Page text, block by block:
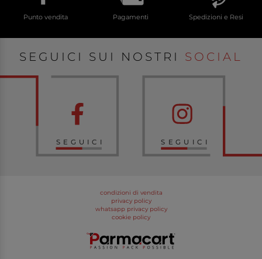
Punto vendita Pagamenti Spedizioni e Resi
SEGUICI SUI NOSTRI SOCIAL
SEGUICI SEGUICI
condizioni di vendita
privacy policy
whatsapp privacy policy
cookie policy